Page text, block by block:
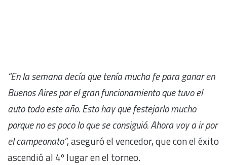
“En la semana decía que tenía mucha fe para ganar en
Buenos Aires por el gran funcionamiento que tuvo el
auto todo este año. Esto hay que festejarlo mucho
porque no es poco lo que se consiguió. Ahora voy a ir por
el campeonato”, aseguró el vencedor, que con el éxito
ascendió al 4º lugar en el torneo.